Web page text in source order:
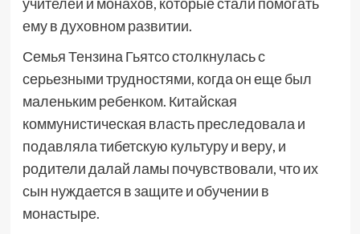
ему в духовном развитии.
Семья Тензина Гьятсо столкнулась с
серьезными трудностями, когда он еще был
маленьким ребенком. Китайская
коммунистическая власть преследовала и
подавляла тибетскую культуру и веру, и
родители далай ламы почувствовали, что их
сын нуждается в защите и обучении в
монастыре.